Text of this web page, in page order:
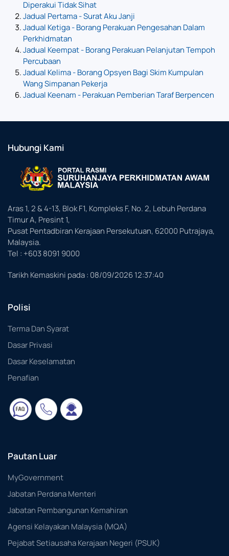
Diperakui Tidak Sihat
Jadual Pertama - Surat Aku Janji
Jadual Ketiga - Borang Perakuan Pengesahan Dalam
Perkhidmatan
Jadual Keempat - Borang Perakuan Pelanjutan Tempoh
Percubaan
Jadual Kelima - Borang Opsyen Bagi Skim Kumpulan
Wang Simpanan Pekerja
Jadual Keenam - Perakuan Pemberian Taraf Berpencen
Hubungi Kami
Aras 1, 2 & 4-13, Blok F1, Kompleks F, No. 2, Lebuh Perdana
Timur A, Presint 1,
Pusat Pentadbiran Kerajaan Persekutuan, 62000 Putrajaya,
Malaysia.
Tel : +603 8091 9000
Tarikh Kemaskini pada : 08/09/2026 12:37:40
Polisi
Terma Dan Syarat
Dasar Privasi
Dasar Keselamatan
Penafian
Pautan Luar
MyGovernment
Jabatan Perdana Menteri
Jabatan Pembangunan Kemahiran
Agensi Kelayakan Malaysia (MQA)
Pejabat Setiausaha Kerajaan Negeri (PSUK)